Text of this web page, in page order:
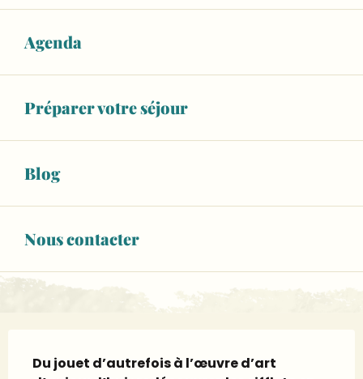
Agenda
Préparer votre séjour
Blog
Nous contacter
3 1
5,00 €
Tarif plein
Voir tous les tarifs
Du jouet d’autrefois à l’œuvre d’art